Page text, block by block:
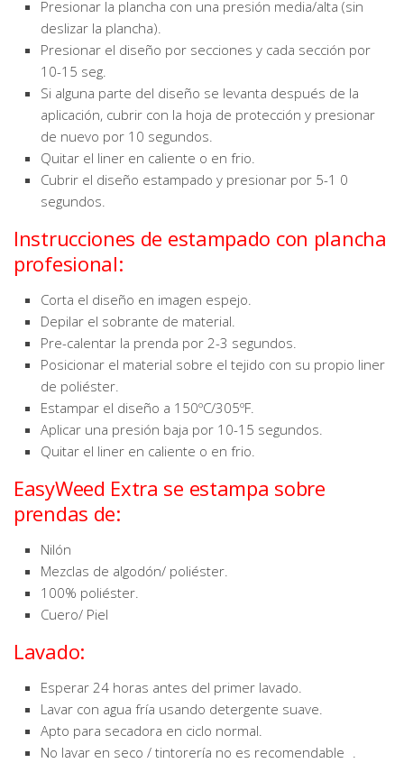
Presionar la plancha con una presión media/alta (sin
deslizar la plancha).
Presionar el diseño por secciones y cada sección por
10-15 seg.
Si alguna parte del diseño se levanta después de la
aplicación, cubrir con la hoja de protección y presionar
de nuevo por 10 segundos.
Quitar el liner en caliente o en frio.
Cubrir el diseño estampado y presionar por 5-1 0
segundos.
Instrucciones de estampado con plancha
profesional:
Corta el diseño en imagen espejo.
Depilar el sobrante de material.
Pre-calentar la prenda por 2-3 segundos.
Posicionar el material sobre el tejido con su propio liner
de poliéster.
Estampar el diseño a 150ºC/305ºF.
Aplicar una presión baja por 10-15 segundos.
Quitar el liner en caliente o en frio.
EasyWeed Extra se estampa sobre
prendas de:
Nilón
Mezclas de algodón/ poliéster.
100% poliéster.
Cuero/ Piel
Lavado:
Esperar 24 horas antes del primer lavado.
Lavar con agua fría usando detergente suave.
Apto para secadora en ciclo normal.
No lavar en seco / tintorería no es recomendable .